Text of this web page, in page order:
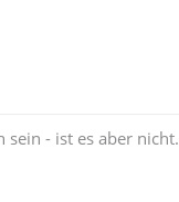
sein - ist es aber nicht.